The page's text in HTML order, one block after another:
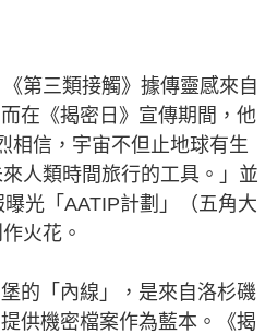
三類接觸》據傳靈感來自
在《揭密日》宣傳期間，他
相信，宇宙不但止地球有生
人類時間旅行的工具。」並
光「AATIP計劃」（五角大
火花。
「內線」，是來自洛杉磯
供機密檔案作為藍本。《揭